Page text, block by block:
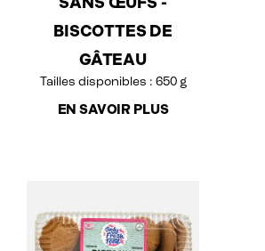
BISCOTTES DE
GÂTEAU
Tailles disponibles : 650 g
EN SAVOIR PLUS